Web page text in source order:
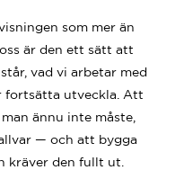
som mer än
är den ett sätt att
vad vi arbetar med
fortsätta utveckla. Att
ännu inte måste,
— och att bygga
kräver den fullt ut.